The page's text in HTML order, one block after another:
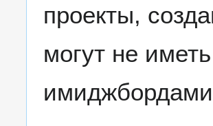
проекты,
могут не